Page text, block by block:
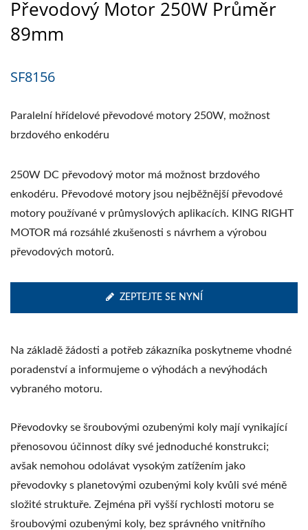
Převodový Motor 250W Průměr
89mm
SF8156
Paralelní hřídelové převodové motory 250W, možnost
brzdového enkodéru
250W DC převodový motor má možnost brzdového
enkodéru. Převodové motory jsou nejběžnější převodové
motory používané v průmyslových aplikacích. KING RIGHT
MOTOR má rozsáhlé zkušenosti s návrhem a výrobou
převodových motorů.
ZEPTEJTE SE NYNÍ
Na základě žádosti a potřeb zákazníka poskytneme vhodné
poradenství a informujeme o výhodách a nevýhodách
vybraného motoru.
Převodovky se šroubovými ozubenými koly mají vynikající
přenosovou účinnost díky své jednoduché konstrukci;
avšak nemohou odolávat vysokým zatížením jako
převodovky s planetovými ozubenými koly kvůli své méně
složité struktuře. Zejména při vyšší rychlosti motoru se
šroubovými ozubenými koly, bez správného vnitřního